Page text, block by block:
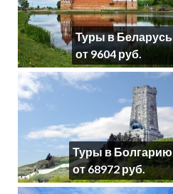
Туры в Беларусь
от 9604 руб.
Туры в Болгарию
от 68972 руб.